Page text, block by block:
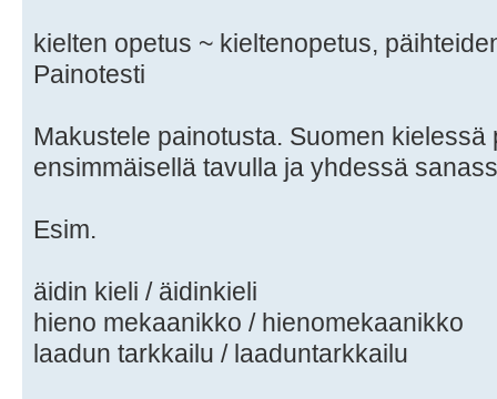
kielten opetus ~ kieltenopetus,
Painotesti
Makustele painotusta. Suomen
ensimmäisellä tavulla ja yhdessä
Esim.
äidin kieli / äidinkieli
hieno mekaanikko / hienomekaanikko
laadun tarkkailu / laaduntarkkailu